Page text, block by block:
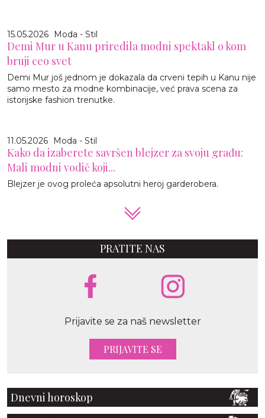
15.05.2026 Moda - Stil
Demi Mur u Kanu priredila modni spektakl o kom
bruji ceo svet
Demi Mur još jednom je dokazala da crveni tepih u Kanu nije
samo mesto za modne kombinacije, već prava scena za
istorijske fashion trenutke.
11.05.2026 Moda - Stil
Kako da izaberete savršen blejzer za svoju građu:
Mali modni vodič koji...
Blejzer je ovog proleća apsolutni heroj garderobera.
PRATITE NAS
Prijavite se za naš newsletter
PRIJAVITE SE
Dnevni horoskop